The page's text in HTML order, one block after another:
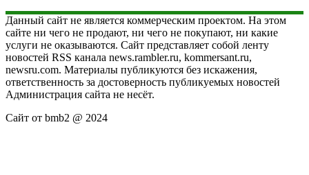
Данный сайт не является коммерческим проектом. На этом
сайте ни чего не продают, ни чего не покупают, ни какие
услуги не оказываются. Сайт представляет собой ленту
новостей RSS канала news.rambler.ru, kommersant.ru,
newsru.com. Материалы публикуются без искажения,
ответственность за достоверность публикуемых новостей
Администрация сайта не несёт.
Сайт от bmb2 @ 2024